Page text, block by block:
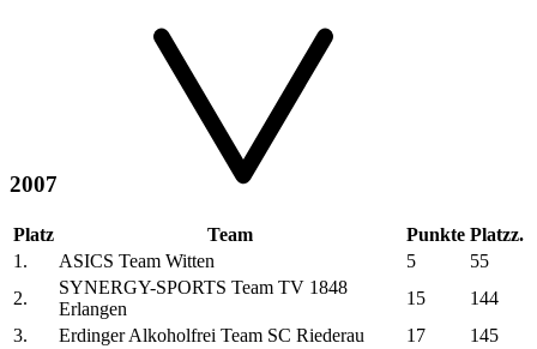
2007
Platz Team Punkte Platzz.
1.
ASICS Team Witten 5
55
2.
SYNERGY-SPORTS Team TV 1848
Erlangen
15
144
3.
Erdinger Alkoholfrei Team SC Riederau 17
145